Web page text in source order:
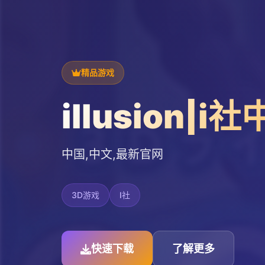
精品游戏
illusion|i社
中国,中文,最新官网
3D游戏 I社
快速下载 了解更多